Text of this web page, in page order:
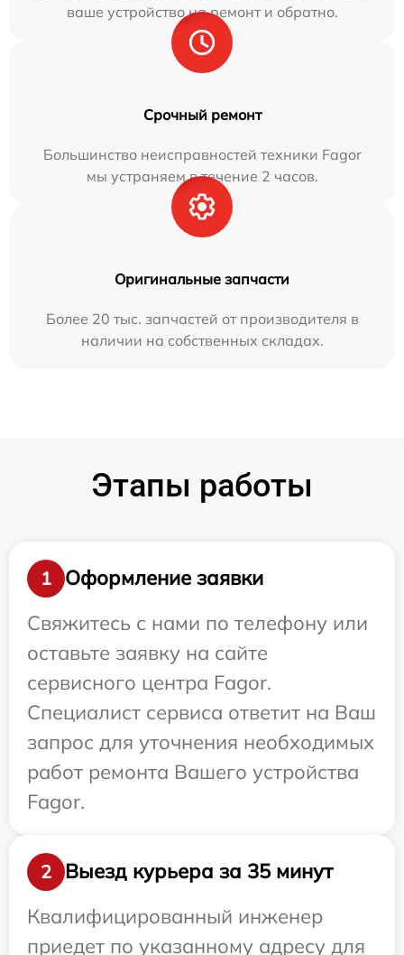
ваше устройство на ремонт и обратно.
Срочный ремонт
Большинство неисправностей техники Fagor
мы устраняем в течение 2 часов.
Оригинальные запчасти
Более 20 тыс. запчастей от производителя в
наличии на собственных складах.
Этапы работы
1
Оформление заявки
Свяжитесь с нами по телефону или
оставьте заявку на сайте
сервисного центра Fagor.
Специалист сервиса ответит на Ваш
запрос для уточнения необходимых
работ ремонта Вашего устройства
Fagor.
2
Выезд курьера за 35 минут
Квалифицированный инженер
приедет по указанному адресу для